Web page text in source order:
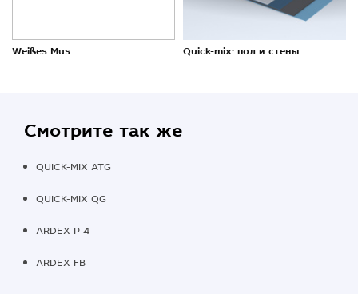
Weißes Mus Quick-mix: пол и стены
Смотрите так же
QUICK-MIX ATG
QUICK-MIX QG
ARDEX P 4
ARDEX FB